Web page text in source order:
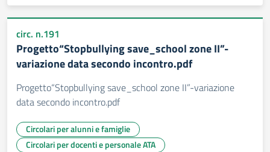
circ. n.191
Progetto“Stopbullying save_school zone II”-
variazione data secondo incontro.pdf
Progetto“Stopbullying save_school zone II”-variazione
data secondo incontro.pdf
Circolari per alunni e famiglie
Circolari per docenti e personale ATA